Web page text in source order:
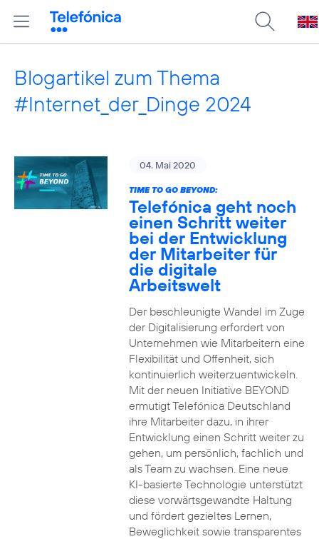
Blogartikel zum Thema
#Internet_der_Dinge 2024
04. Mai 2020
TIME TO GO BEYOND:
Telefónica geht noch
einen Schritt weiter
bei der Entwicklung
der Mitarbeiter für
die digitale
Arbeitswelt
Der beschleunigte Wandel im Zuge
der Digitalisierung erfordert von
Unternehmen wie Mitarbeitern eine
Flexibilität und Offenheit, sich
kontinuierlich weiterzuentwickeln.
Mit der neuen Initiative BEYOND
ermutigt Telefónica Deutschland
ihre Mitarbeiter dazu, in ihrer
Entwicklung einen Schritt weiter zu
gehen, um persönlich, fachlich und
als Team zu wachsen. Eine neue
KI-basierte Technologie unterstützt
diese vorwärtsgewandte Haltung
und fördert gezieltes Lernen,
Beweglichkeit sowie transparentes